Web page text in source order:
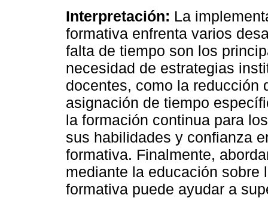
Interpretación: La
formativa enfrenta varios
falta de tiempo son los
necesidad de estrategias
docentes, como la reducción
asignación de tiempo
la formación continua para
sus habilidades y confianza
formativa. Finalmente,
mediante la educación sobre
formativa puede ayudar a